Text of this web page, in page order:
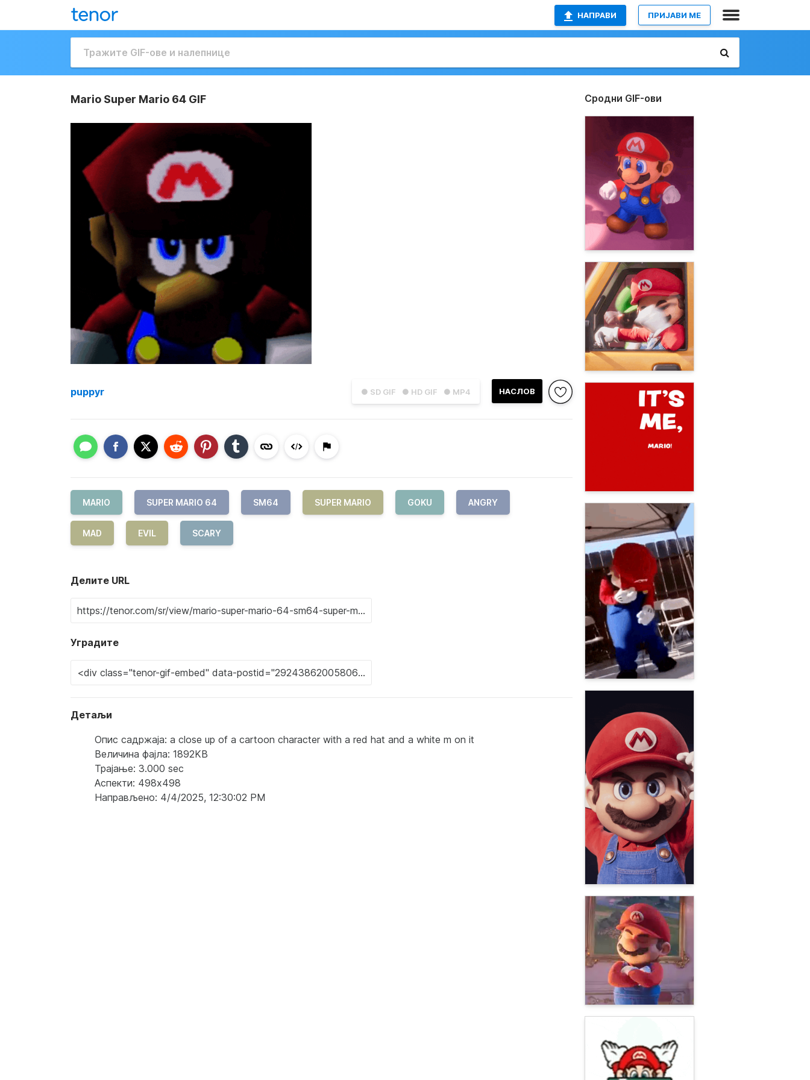
НАПРАВИ ПРИЈАВИ МЕ
Mario Super Mario 64 GIF
● SD GIF ● HD GIF ● MP4 НАСЛОВ
puppyr
MARIO SUPER MARIO 64 SM64 SUPER MARIO GOKU ANGRY
MAD EVIL SCARY
Делите URL
Уградите
Детаљи
Опис садржаја: a close up of a cartoon character with a red hat and a white m on it
Величина фајла: 1892KB
Трајање: 3.000 sec
Аспекти: 498x498
Направљено: 4/4/2025, 12:30:02 PM
Сродни GIF-ови